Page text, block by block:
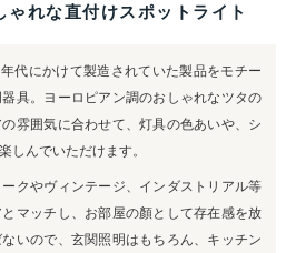
ゃれな直付けスポットライト
代にかけて製造されていた製品をモチー
具。ヨーロピアン調のおしゃれなツタの
雰囲気に合わせて、灯具の色あいや、シ
しんでいただけます。
クやヴィンテージ、インダストリアル等
マッチし、お部屋の顏として存在感を放
いので、玄関照明はもちろん、キッチン